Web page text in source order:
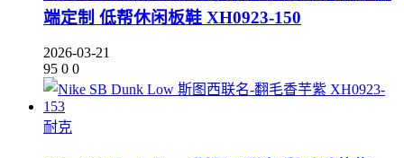
端定制 低帮休闲板鞋 XH0923-150
2026-03-21
95 0 0
耐克